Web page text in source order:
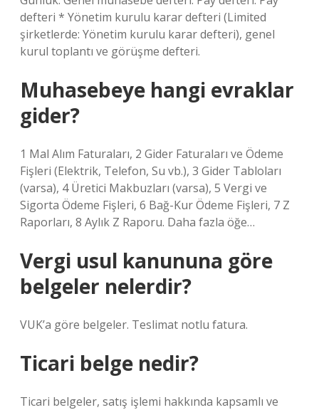
defteri * Yönetim kurulu karar defteri (Limited
şirketlerde: Yönetim kurulu karar defteri), genel
kurul toplantı ve görüşme defteri.
Muhasebeye hangi evraklar
gider?
1 Mal Alım Faturaları, 2 Gider Faturaları ve Ödeme
Fişleri (Elektrik, Telefon, Su vb.), 3 Gider Tabloları
(varsa), 4 Üretici Makbuzları (varsa), 5 Vergi ve
Sigorta Ödeme Fişleri, 6 Bağ-Kur Ödeme Fişleri, 7 Z
Raporları, 8 Aylık Z Raporu. Daha fazla öğe…
Vergi usul kanununa göre
belgeler nelerdir?
VUK’a göre belgeler. Teslimat notlu fatura.
Ticari belge nedir?
Ticari belgeler, satış işlemi hakkında kapsamlı ve